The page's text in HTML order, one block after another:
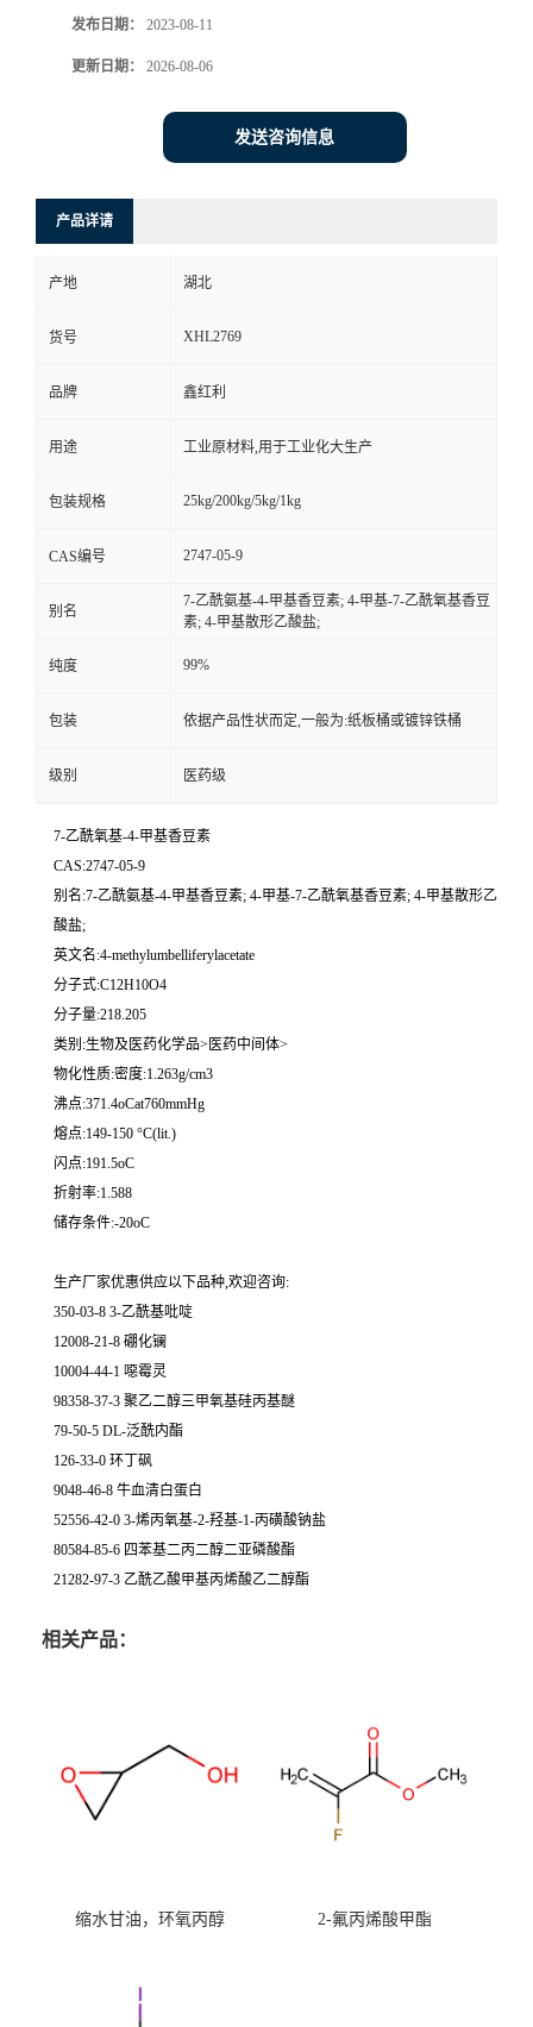
发布日期： 2023-08-11
更新日期： 2026-08-06
发送咨询信息
产品详请
产地 湖北
货号 XHL2769
品牌 鑫红利
用途 工业原材料,用于工业化大生产
包装规格 25kg/200kg/5kg/1kg
CAS编号 2747-05-9
别名
7-乙酰氨基-4-甲基香豆素; 4-甲基-7-乙酰氧基香豆
素; 4-甲基散形乙酸盐;
纯度 99%
包装 依据产品性状而定,一般为:纸板桶或镀锌铁桶
级别 医药级
7-乙酰氧基-4-甲基香豆素
CAS:2747-05-9
别名:7-乙酰氨基-4-甲基香豆素; 4-甲基-7-乙酰氧基香豆素; 4-甲基散形乙
酸盐;
英文名:4-methylumbelliferylacetate
分子式:C12H10O4
分子量:218.205
类别:生物及医药化学品>医药中间体>
物化性质:密度:1.263g/cm3
沸点:371.4oCat760mmHg
熔点:149-150 °C(lit.)
闪点:191.5oC
折射率:1.588
储存条件:-20oC
生产厂家优惠供应以下品种,欢迎咨询:
350-03-8 3-乙酰基吡啶
12008-21-8 硼化镧
10004-44-1 噁霉灵
98358-37-3 聚乙二醇三甲氧基硅丙基醚
79-50-5 DL-泛酰内酯
126-33-0 环丁砜
9048-46-8 牛血清白蛋白
52556-42-0 3-烯丙氧基-2-羟基-1-丙磺酸钠盐
80584-85-6 四苯基二丙二醇二亚磷酸酯
21282-97-3 乙酰乙酸甲基丙烯酸乙二醇酯
相关产品：
缩水甘油，环氧丙醇 2-氟丙烯酸甲酯